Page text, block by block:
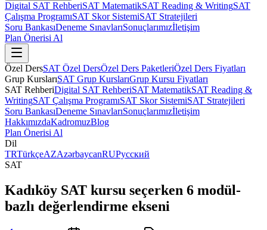
Digital SAT RehberiSAT MatematikSAT Reading & WritingSAT
Çalışma ProgramıSAT Skor SistemiSAT Stratejileri
Soru BankasıDeneme SınavlarıSonuçlarımızİletişim
Plan Önerisi Al
Özel DersSAT Özel DersÖzel Ders PaketleriÖzel Ders Fiyatları
Grup KurslarıSAT Grup KurslarıGrup Kursu Fiyatları
SAT RehberiDigital SAT RehberiSAT MatematikSAT Reading &
WritingSAT Çalışma ProgramıSAT Skor SistemiSAT Stratejileri
Soru BankasıDeneme SınavlarıSonuçlarımızİletişim
HakkımızdaKadromuzBlog
Plan Önerisi Al
Dil
TRTürkçeAZAzərbaycanRUРусский
SAT
Kadıköy SAT kursu seçerken 6 modül-
bazlı değerlendirme ekseni